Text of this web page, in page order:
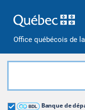
Office québécois de
Banque de
Grand